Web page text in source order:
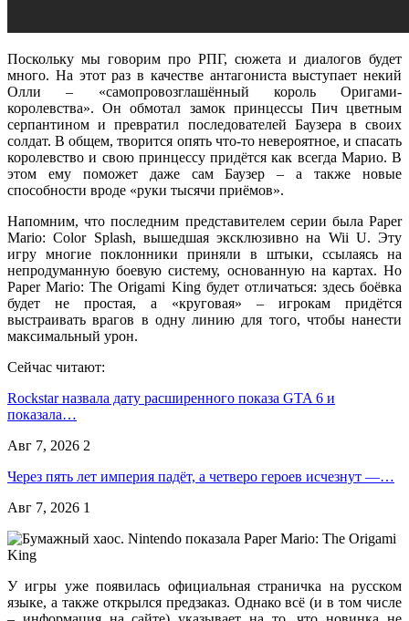
Поскольку мы говорим про РПГ, сюжета и диалогов будет
много. На этот раз в качестве антагониста выступает некий
Олли – «самопровозглашённый король Оригами-
королевства». Он обмотал замок принцессы Пич цветным
серпантином и превратил последователей Баузера в своих
солдат. В общем, творится опять что-то невероятное, и спасать
королевство и свою принцессу придётся как всегда Марио. В
этом ему поможет даже сам Баузер – а также новые
способности вроде «руки тысячи приёмов».
Напомним, что последним представителем серии была Paper
Mario: Color Splash, вышедшая эксклюзивно на Wii U. Эту
игру многие поклонники приняли в штыки, ссылаясь на
непродуманную боевую систему, основанную на картах. Но
Paper Mario: The Origami King будет отличаться: здесь боёвка
будет не простая, а «круговая» – игрокам придётся
выстраивать врагов в одну линию для того, чтобы нанести
максимальный урон.
Сейчас читают:
Rockstar назвала дату расширенного показа GTA 6 и
показала…
Авг 7, 2026 2
Через пять лет империя падёт, а четверо героев исчезнут —…
Авг 7, 2026 1
У игры уже появилась официальная страничка на русском
языке, а также открылся предзаказ. Однако всё (и в том числе